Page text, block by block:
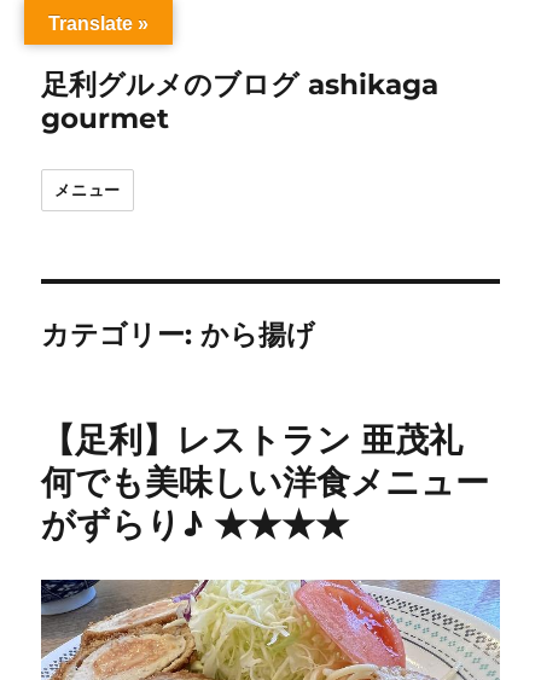
足利グルメのブログ ashikaga
gourmet
メニュー
カテゴリー:から揚げ
【足利】レストラン 亜茂礼
何でも美味しい洋食メニュー
がずらり♪ ★★★★
Translate »